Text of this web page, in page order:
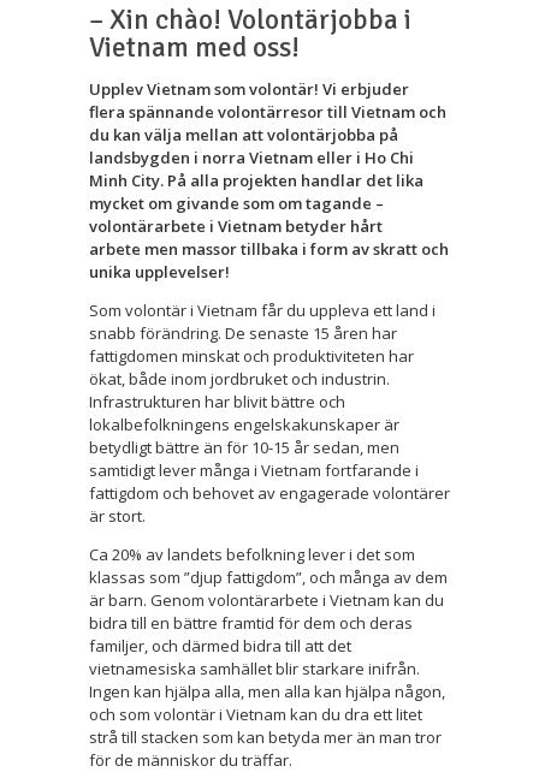
– Xin chào! Volontärjobba i
Vietnam med oss!
Upplev Vietnam som volontär! Vi erbjuder
flera spännande volontärresor till Vietnam och
du kan välja mellan att volontärjobba på
landsbygden i norra Vietnam eller i Ho Chi
Minh City. På alla projekten handlar det lika
mycket om givande som om tagande –
volontärarbete i Vietnam betyder hårt
arbete men massor tillbaka i form av skratt och
unika upplevelser!
Som volontär i Vietnam får du uppleva ett land i
snabb förändring. De senaste 15 åren har
fattigdomen minskat och produktiviteten har
ökat, både inom jordbruket och industrin.
Infrastrukturen har blivit bättre och
lokalbefolkningens engelskakunskaper är
betydligt bättre än för 10-15 år sedan, men
samtidigt lever många i Vietnam fortfarande i
fattigdom och behovet av engagerade volontärer
är stort.
Ca 20% av landets befolkning lever i det som
klassas som ”djup fattigdom”, och många av dem
är barn. Genom volontärarbete i Vietnam kan du
bidra till en bättre framtid för dem och deras
familjer, och därmed bidra till att det
vietnamesiska samhället blir starkare inifrån.
Ingen kan hjälpa alla, men alla kan hjälpa någon,
och som volontär i Vietnam kan du dra ett litet
strå till stacken som kan betyda mer än man tror
för de människor du träffar.